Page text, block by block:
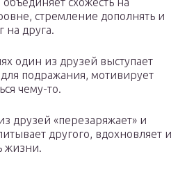
стремление дополнять и
на друга.
один из друзей выступает
подражания, мотивирует
чему-то.
друзей «перезаряжает» и
другого, вдохновляет и
жизни.